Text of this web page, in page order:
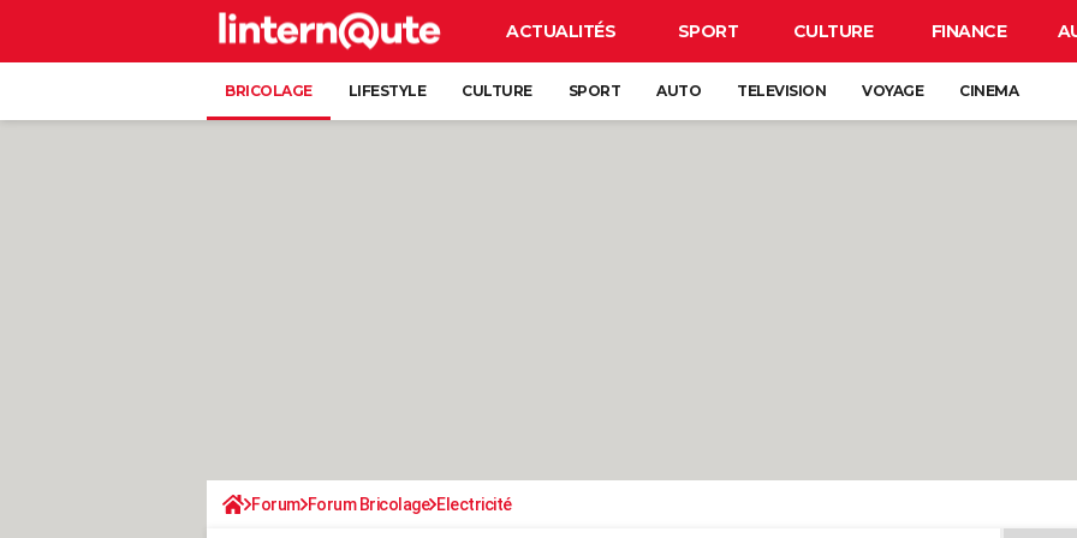
ACTUALITÉS SPORT CULTURE FINANCE
BRICOLAGE LIFESTYLE CULTURE SPORT AUTO TELEVISION VOYAGE CINEMA
Forum Forum Bricolage Electricité